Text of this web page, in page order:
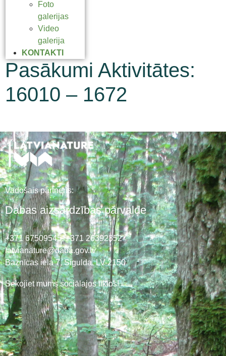
Foto
galerijas
Video
galerija
KONTAKTI
Pasākumi Aktivitātes:
16010 – 1672
Vadošais partneris:
Dabas aizsardzības pārvalde
+371 67509545,+371 26392352
latvianature@daba.gov.lv
Baznīcas iela 7, Sigulda, LV-2150
Sekojiet mums sociālajos tīklos!